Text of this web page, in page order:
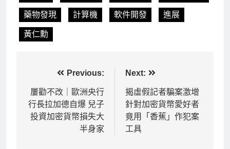
藥物發現 計算機 軟件開發 進展
黃仁勳
章
導
Previous:
屢勸不改｜歐洲央行
行長拉加德自爆 兒子
投資加密貨幣損失大
半身家
Next:
揭虛假記者騙案激增
針對加密貨幣愛好者
竟用「香蕉」作犯案
工具